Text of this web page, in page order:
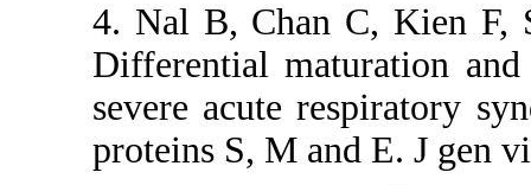
4. Nal B,
Differential
severe acute
proteins S, M